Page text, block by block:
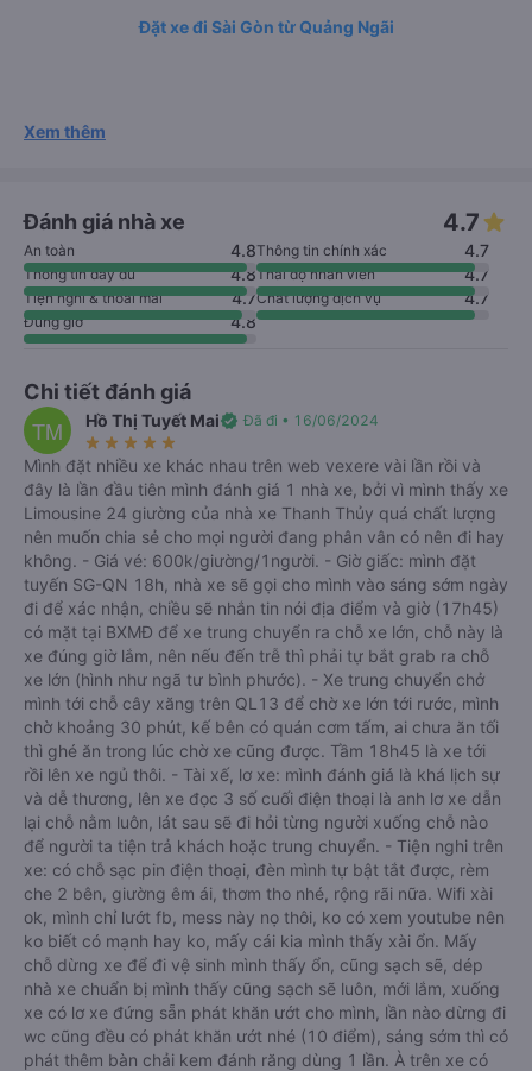
Đặt xe đi Sài Gòn từ Quảng Ngãi
Xem thêm
Đánh giá nhà xe 4.7
An toàn 4.8Thông tin chính xác 4.7
Thông tin đầy đủ 4.8Thái độ nhân viên 4.7
Tiện nghi & thoải mái 4.7Chất lượng dịch vụ 4.7
Đúng giờ 4.8
Chi tiết đánh giá
TM Hồ Thị Tuyết Maiverified Đã đi • 16/06/2024
star_rate star_rate star_rate star_rate star_rate
Mình đặt nhiều xe khác nhau trên web vexere vài lần rồi và
đây là lần đầu tiên mình đánh giá 1 nhà xe, bởi vì mình thấy xe
Limousine 24 giường của nhà xe Thanh Thủy quá chất lượng
nên muốn chia sẻ cho mọi người đang phân vân có nên đi hay
không. - Giá vé: 600k/giường/1người. - Giờ giấc: mình đặt
tuyến SG-QN 18h, nhà xe sẽ gọi cho mình vào sáng sớm ngày
đi để xác nhận, chiều sẽ nhắn tin nói địa điểm và giờ (17h45)
có mặt tại BXMĐ để xe trung chuyển ra chỗ xe lớn, chỗ này là
xe đúng giờ lắm, nên nếu đến trễ thì phải tự bắt grab ra chỗ
xe lớn (hình như ngã tư bình phước). - Xe trung chuyển chở
mình tới chỗ cây xăng trên QL13 để chờ xe lớn tới rước, mình
chờ khoảng 30 phút, kế bên có quán cơm tấm, ai chưa ăn tối
thì ghé ăn trong lúc chờ xe cũng được. Tầm 18h45 là xe tới
rồi lên xe ngủ thôi. - Tài xế, lơ xe: mình đánh giá là khá lịch sự
và dễ thương, lên xe đọc 3 số cuối điện thoại là anh lơ xe dẫn
lại chỗ nằm luôn, lát sau sẽ đi hỏi từng người xuống chỗ nào
để người ta tiện trả khách hoặc trung chuyển. - Tiện nghi trên
xe: có chỗ sạc pin điện thoại, đèn mình tự bật tắt được, rèm
che 2 bên, giường êm ái, thơm tho nhé, rộng rãi nữa. Wifi xài
ok, mình chỉ lướt fb, mess này nọ thôi, ko có xem youtube nên
ko biết có mạnh hay ko, mấy cái kia mình thấy xài ổn. Mấy
chỗ dừng xe để đi vệ sinh mình thấy ổn, cũng sạch sẽ, dép
nhà xe chuẩn bị mình thấy cũng sạch sẽ luôn, mới lắm, xuống
xe có lơ xe đứng sẵn phát khăn ướt cho mình, lần nào dừng đi
wc cũng đều có phát khăn ướt nhé (10 điểm), sáng sớm thì có
phát thêm bàn chải kem đánh răng dùng 1 lần. À trên xe có